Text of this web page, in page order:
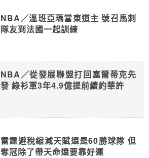
NBA／溫班亞瑪當東道主 號召馬刺
隊友到法國一起訓練
NBA／從發展聯盟打回塞爾蒂克先
發 綠衫軍3年4.9億提前續約華許
雷霆避稅縮減天賦還是60勝球隊 但
奪冠除了帶天命還要靠好運